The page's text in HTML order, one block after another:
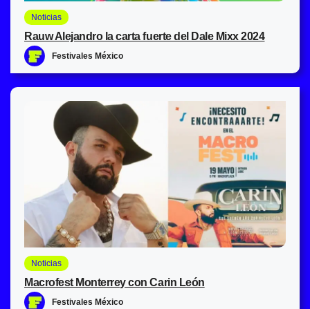
Noticias
Rauw Alejandro la carta fuerte del Dale Mixx 2024
Festivales México
Noticias
Macrofest Monterrey con Carin León
Festivales México